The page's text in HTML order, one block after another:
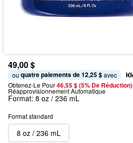
49,00 $
ou quatre paiements de 12,25 $ avec
Obtenez-Le Pour46,55 $ (5% De Réduction)
Réapprovisionnement Automatique
Format: 8 oz / 236 mL
Format standard
8 oz / 236 mL